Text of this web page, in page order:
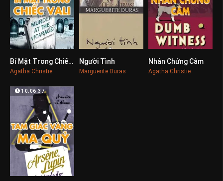
0Bí Mật Trong Chiếc Vali
Agatha Christie
Người Tình
Marguerite Duras
Nhân Chứng Câm
Agatha Christie
10:06:37